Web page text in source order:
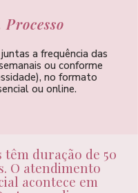
Processo
a frequência das
ou conforme
no formato
ou online.
têm duração de 50
O atendimento
acontece em